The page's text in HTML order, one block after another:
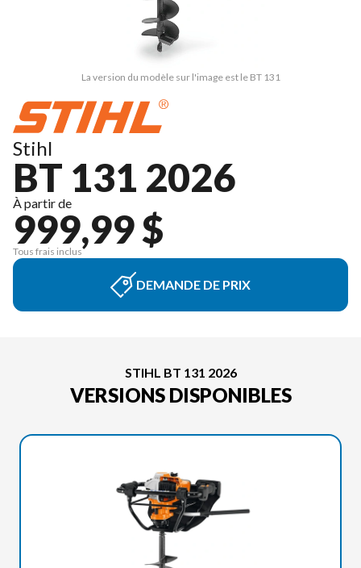
La version du modèle sur l'image est le BT 131
Stihl
BT 131 2026
À partir de
999,99 $
Tous frais inclus
DEMANDE DE PRIX
STIHL BT 131 2026
VERSIONS DISPONIBLES